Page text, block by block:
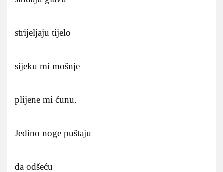
strijeljaju tijelo
sijeku mi mošnje
plijene mi ćunu.
Jedino noge puštaju
da odšeću